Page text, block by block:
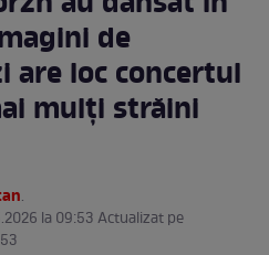
de
are loc concertul
mulți străini
.
la 09:53 Actualizat pe